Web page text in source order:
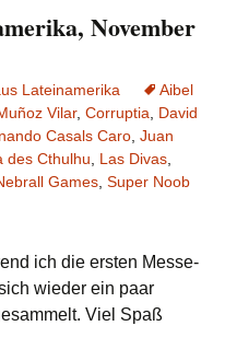
November
Lateinamerika
Aibel
Vilar, Corruptia
David
Casals Caro Juan
des Cthulhu Las Divas
Games Super Noob
ich die ersten Messe-
wieder ein paar
Viel Spaß